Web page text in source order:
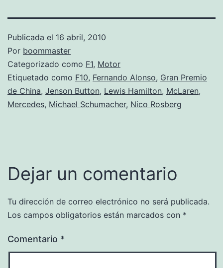
Publicada el 16 abril, 2010
Por boommaster
Categorizado como F1, Motor
Etiquetado como F10, Fernando Alonso, Gran Premio
de China, Jenson Button, Lewis Hamilton, McLaren,
Mercedes, Michael Schumacher, Nico Rosberg
Dejar un comentario
Tu dirección de correo electrónico no será publicada.
Los campos obligatorios están marcados con *
Comentario *